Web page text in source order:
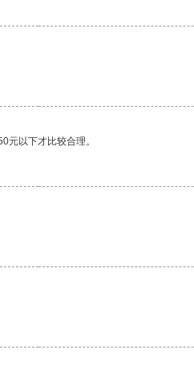
元以下才比较合理。